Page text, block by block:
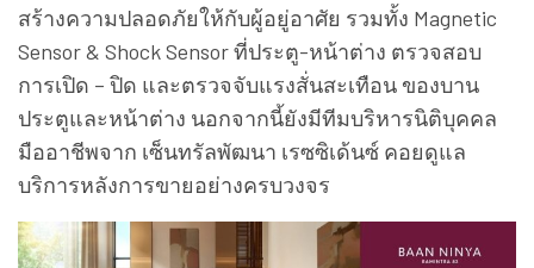
สร้างความปลอดภัยให้กับผู้อยู่อาศัย รวมทั้ง Magnetic
Sensor & Shock Sensor ที่ประตู-หน้าต่าง ตรวจสอบ
การเปิด – ปิด และตรวจจับแรงสั่นสะเทือน ของบาน
ประตูและหน้าต่าง นอกจากนี้ยังมีทีมบริหารนิติบุคคล
มืออาชีพจาก เซ็นทรัลพัฒนา เรซซิเด้นซ์ คอยดูแล
บริการหลังการขายอย่างครบวงจร